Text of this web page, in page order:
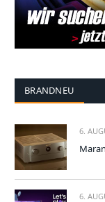
BRANDNEU
6.
6.